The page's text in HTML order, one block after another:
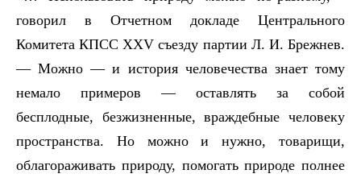
говорил в Отчетном докладе Центрального
Комитета КПСС XXV съезду партии Л. И. Брежнев.
— Можно — и история человечества знает тому
немало примеров — оставлять за собой
бесплодные, безжизненные, враждебные человеку
пространства. Но можно и нужно, товарищи,
облагораживать природу, помогать природе полнее